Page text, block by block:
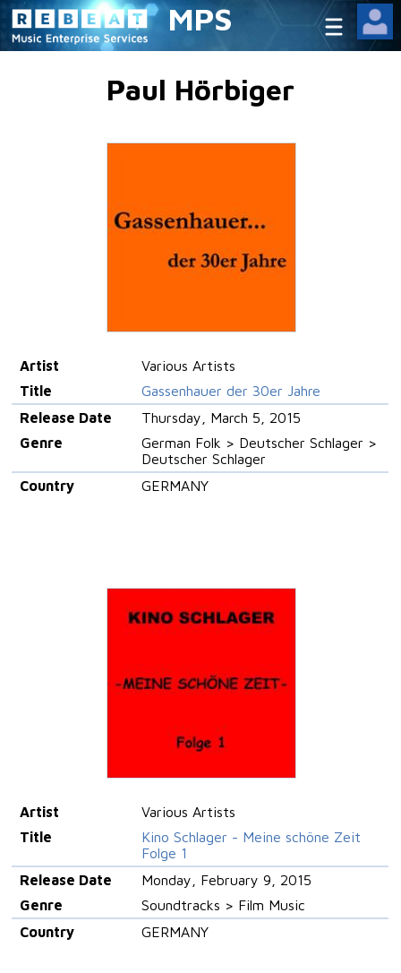
MPS
Paul Hörbiger
Artist
Various Artists
Title
Gassenhauer der 30er Jahre
Release Date
Thursday, March 5, 2015
Genre
German Folk > Deutscher Schlager >
Deutscher Schlager
Country
GERMANY
Artist
Various Artists
Title
Kino Schlager - Meine schöne Zeit
Folge 1
Release Date
Monday, February 9, 2015
Genre
Soundtracks > Film Music
Country
GERMANY